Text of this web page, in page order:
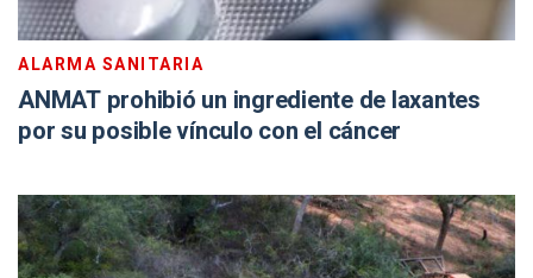
ALARMA SANITARIA
ANMAT prohibió un ingrediente de laxantes
por su posible vínculo con el cáncer